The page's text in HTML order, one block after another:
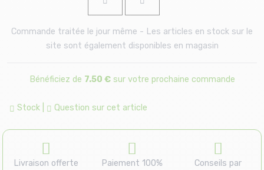
Commande traitée le jour même - Les articles en stock sur le
site sont également disponibles en magasin
Bénéficiez de 7.50 €sur votre prochaine commande
Stock Question sur cet article
Livraison offerte
Paiement 100%
Conseils par